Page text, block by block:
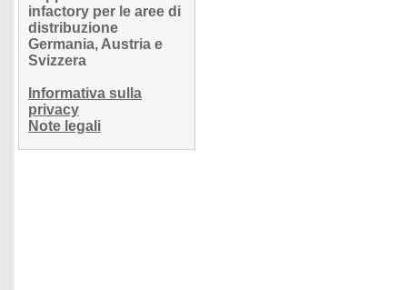
infactory per le aree di
distribuzione
Germania, Austria e
Svizzera
Informativa sulla
privacy
Note legali